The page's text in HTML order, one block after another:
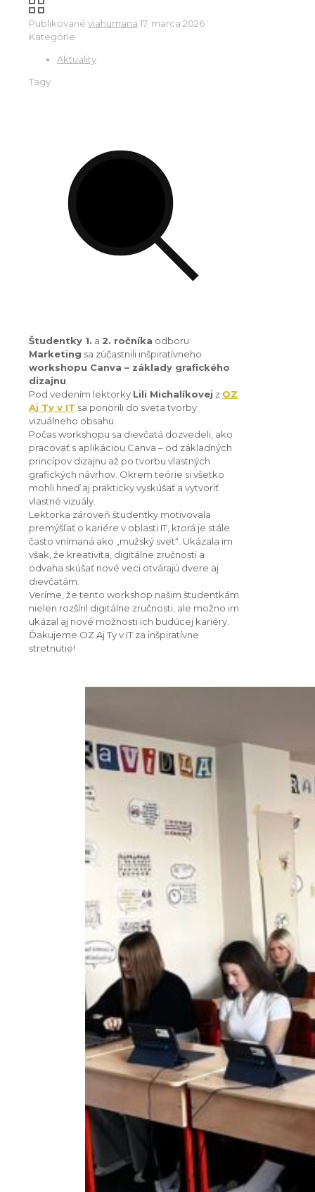
Publikované viahumana 17. marca 2026
Kategórie
Aktuality
Tagy
Študentky 1. a 2. ročníka odboru
Marketing sa zúčastnili inšpiratívneho
workshopu Canva – základy grafického
dizajnu
Pod vedením lektorky Lili Michalíkovej z OZ
Aj Ty v IT sa ponorili do sveta tvorby
vizuálneho obsahu.
Počas workshopu sa dievčatá dozvedeli, ako
pracovať s aplikáciou Canva – od základných
princípov dizajnu až po tvorbu vlastných
grafických návrhov. Okrem teórie si všetko
mohli hneď aj prakticky vyskúšať a vytvoriť
vlastné vizuály.
Lektorka zároveň študentky motivovala
premýšľať o kariére v oblasti IT, ktorá je stále
často vnímaná ako „mužský svet“. Ukázala im
však, že kreativita, digitálne zručnosti a
odvaha skúšať nové veci otvárajú dvere aj
dievčatám.
Veríme, že tento workshop našim študentkám
nielen rozšíril digitálne zručnosti, ale možno im
ukázal aj nové možnosti ich budúcej kariéry.
Ďakujeme OZ Aj Ty v IT za inšpiratívne
stretnutie!